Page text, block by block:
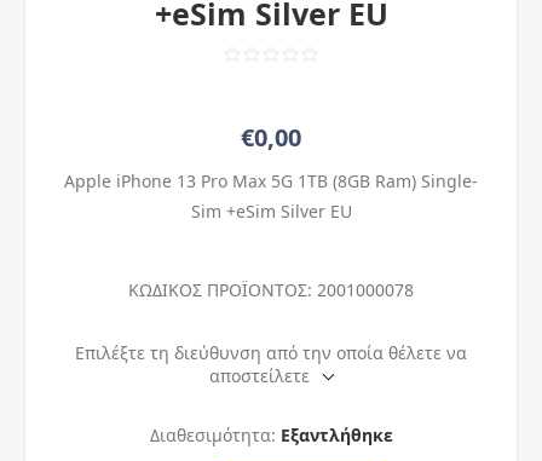
+eSim Silver EU
€0,00
Apple iPhone 13 Pro Max 5G 1ΤΒ (8GB Ram) Single-
Sim +eSim Silver EU
ΚΩΔΙΚΟΣ ΠΡΟΪΟΝΤΟΣ: 2001000078
Επιλέξτε τη διεύθυνση από την οποία θέλετε να
αποστείλετε
Διαθεσιμότητα: Εξαντλήθηκε